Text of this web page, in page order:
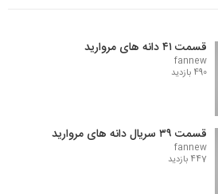
قسمت ۴۱ دانه های مروارید
fannew
490 بازدید
قسمت ۳۹ سریال دانه های مروارید
fannew
447 بازدید